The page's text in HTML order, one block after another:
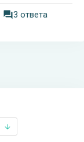
3 ответа